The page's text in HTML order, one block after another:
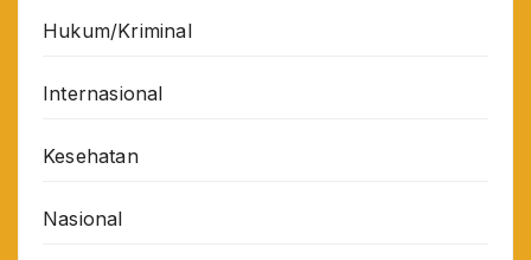
Hukum/Kriminal
Internasional
Kesehatan
Nasional